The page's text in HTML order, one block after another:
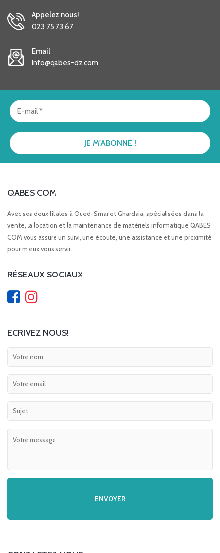
Appelez nous!
023 75 73 67
Email
info@qabes-dz.com
QABES COM
Avec ses deux filiales à Oued-Smar et Ghardaia, spécialisées dans la
vente, la location et la maintenance de matériels informatique QABES
COM vous assure un suivi, une écoute, une assistance et une proximité
pour mieux vous servir.
RÉSEAUX SOCIAUX
ECRIVEZ NOUS!